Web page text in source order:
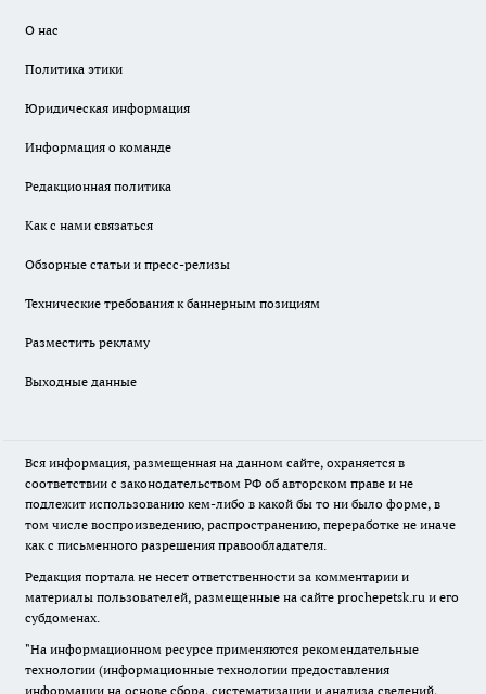
О нас
Политика этики
Юридическая информация
Информация о команде
Редакционная политика
Как с нами связаться
Обзорные статьи и пресс-релизы
Технические требования к баннерным позициям
Разместить рекламу
Выходные данные
Вся информация, размещенная на данном сайте, охраняется в
соответствии с законодательством РФ об авторском праве и не
подлежит использованию кем-либо в какой бы то ни было форме, в
том числе воспроизведению, распространению, переработке не иначе
как с письменного разрешения правообладателя.
Редакция портала не несет ответственности за комментарии и
материалы пользователей, размещенные на сайте prochepetsk.ru и его
субдоменах.
"На информационном ресурсе применяются рекомендательные
технологии (информационные технологии предоставления
информации на основе сбора, систематизации и анализа сведений,